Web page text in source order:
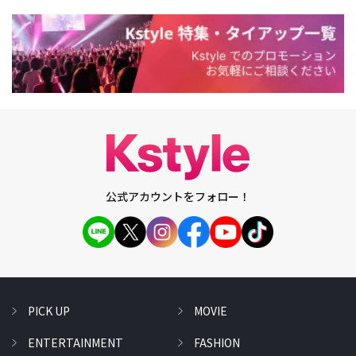
公式アカウントをフォロー！
PICK UP
ENTERTAINMENT
MOVIE
FASHION